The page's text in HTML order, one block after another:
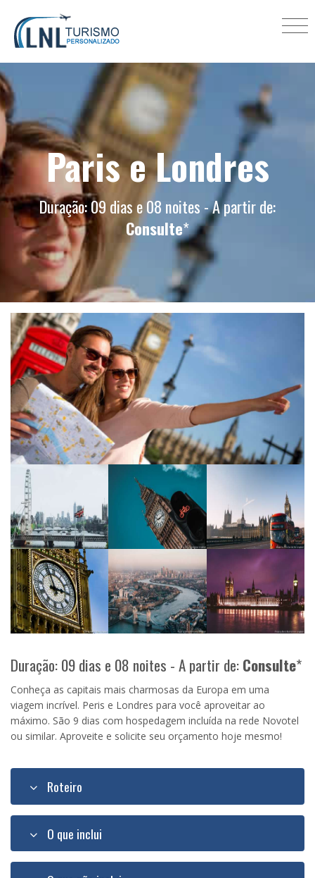
Paris e Londres
Duração: 09 dias e 08 noites - A partir de:
Consulte*
Duração: 09 dias e 08 noites - A partir de:Consulte*
Conheça as capitais mais charmosas da Europa em uma
viagem incrível. Peris e Londres para você aproveitar ao
máximo. São 9 dias com hospedagem incluída na rede Novotel
ou similar. Aproveite e solicite seu orçamento hoje mesmo!
Roteiro
O que inclui